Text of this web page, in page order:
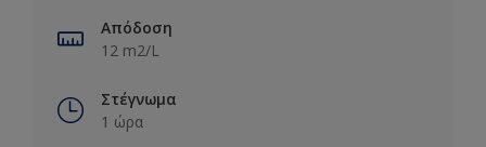
Απόδοση
12 m2/L
Στέγνωμα
1 ώρα